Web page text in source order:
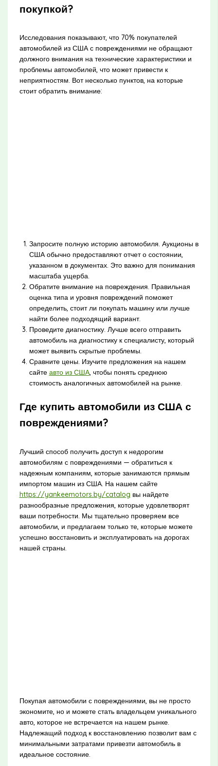
покупкой?
Исследования показывают, что 70% покупателей
автомобилей из США с повреждениями не обращают
должного внимания на технические характеристики и
проблемы автомобилей, что может привести к
неприятностям. Вот несколько пунктов, на которые
стоит обратить внимание:
Запросите полную историю автомобиля. Аукционы в
США обычно предоставляют отчет о состоянии,
указанном в документах. Это важно для понимания
масштаба ущерба.
Обратите внимание на повреждения. Правильная
оценка типа и уровня повреждений поможет
определить, стоит ли покупать машину или лучше
найти более подходящий вариант.
Проведите диагностику. Лучше всего отправить
автомобиль на диагностику к специалисту, который
может выявить скрытые проблемы.
Сравните цены. Изучите предложения на нашем
сайте авто из США, чтобы понять среднюю
стоимость аналогичных автомобилей на рынке.
Где купить автомобили из США с
повреждениями?
Лучший способ получить доступ к недорогим
автомобилям с повреждениями — обратиться к
надежным компаниям, которые занимаются прямым
импортом машин из США. На нашем сайте
https://yankeemotors.by/catalog вы найдете
разнообразные предложения, которые удовлетворят
ваши потребности. Мы тщательно проверяем все
автомобили, и предлагаем только те, которые можете
успешно восстановить и эксплуатировать на дорогах
нашей страны.
Покупая автомобили с повреждениями, вы не просто
экономите, но и можете стать владельцем уникального
авто, которое не встречается на нашем рынке.
Надлежащий подход к восстановлению позволит вам с
минимальными затратами привезти автомобиль в
идеальное состояние.